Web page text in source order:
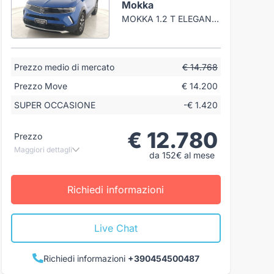
Mokka
MOKKA 1.2 T ELEGANCE S&S 100CV
Prezzo medio di mercato
€ 14.768
Prezzo Move
€ 14.200
SUPER OCCASIONE
-€ 1.420
Prezzo
Maggiori dettagli € 12.780
da 152€ al mese
Richiedi informazioni
Live Chat
Richiedi informazioni +390454500487